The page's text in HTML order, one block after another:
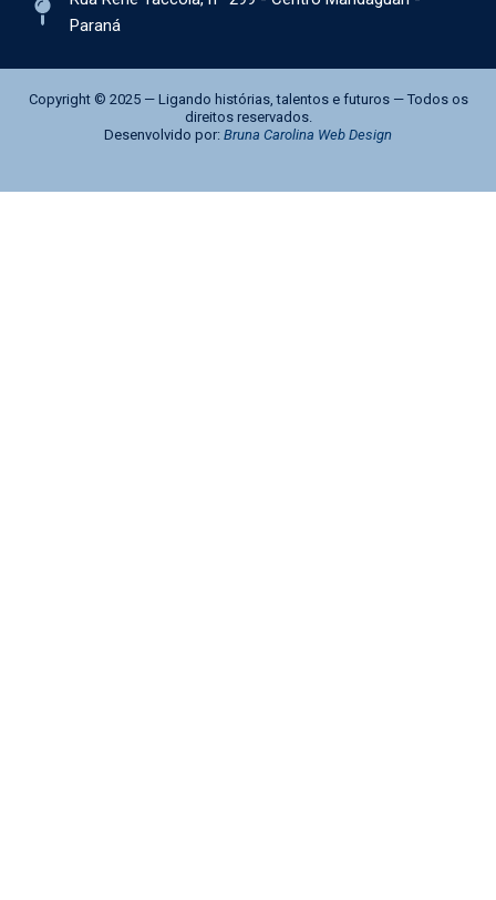
Paraná
Copyright © 2025 — Ligando histórias, talentos e futuros — Todos os
direitos reservados.
Desenvolvido por: Bruna Carolina Web Design